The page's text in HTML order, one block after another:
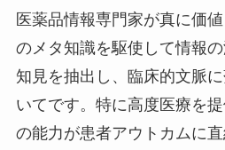
医薬品情報専門家が真に価
のメタ知識を駆使して情報
知見を抽出し、臨床的文脈
いてです。特に高度医療を
の能力が患者アウトカムに直